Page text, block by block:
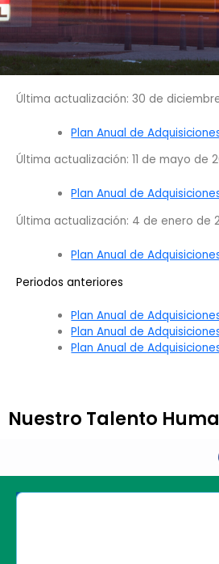
Última actualización: 30 de
Plan Anual de
Última actualización: 11 de mayo de
Plan Anual de
Última actualización: 4 de enero de
Plan Anual de
Periodos anteriores
Plan Anual de
Plan Anual de
Plan Anual de
Nuestro Talento